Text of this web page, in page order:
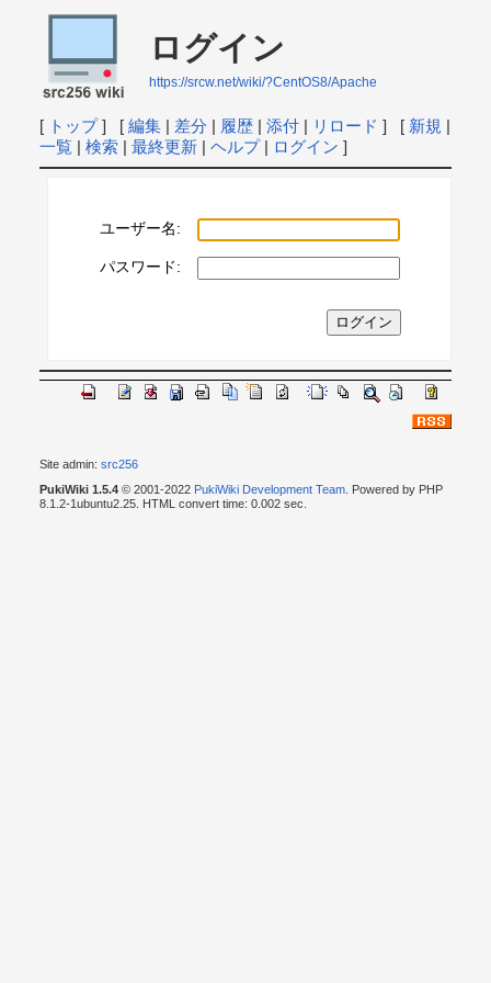
ログイン
https://srcw.net/wiki/?CentOS8/Apache
[ トップ] [ 編集| 差分 | 履歴| 添付| リロード ] [ 新規 |
一覧| 検索| 最終更新| ヘルプ| ログイン ]
ユーザー名:
パスワード:
Site admin: src256
PukiWiki 1.5.4© 2001-2022 PukiWiki Development Team. Powered by PHP
8.1.2-1ubuntu2.25. HTML convert time: 0.002 sec.